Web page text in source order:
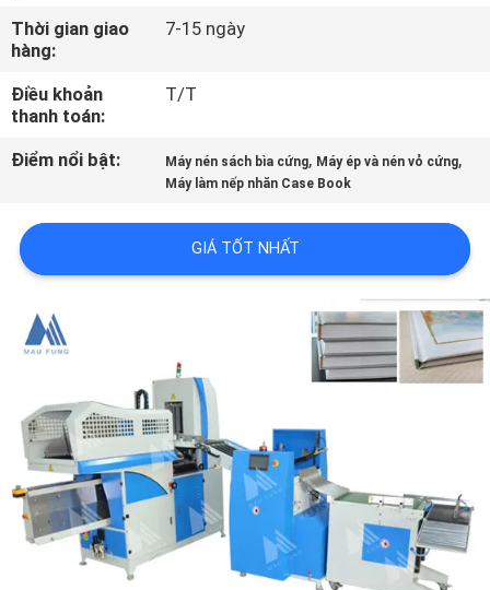
CHUYẾN
THAM
QUAN
NHÀ
MÁY
KIỂM
SOÁT
CHẤT
LƯỢNG
LIÊN
HỆ
VỚI
CHÚNG
Thời gian giao
hàng:
7-15 ngày
Điều khoản
thanh toán:
T/T
Điểm nổi bật: Máy nén sách bìa cứng, Máy ép và nén vỏ cứng,
Máy làm nếp nhăn Case Book
GIÁ TỐT NHẤT